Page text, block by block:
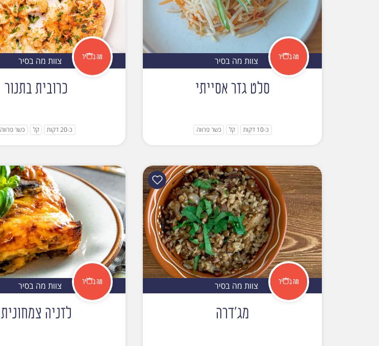
צוות מה בסיר
סלט גזר אסייתי
כ-10 דקות קל כשר פרווה
צוות מה בסיר
כרובית בתנור
כ-20 דקות קל כשר פרווה
צוות מה בסיר
מג'דרה
צוות מה בסיר
לזניה צמחונית